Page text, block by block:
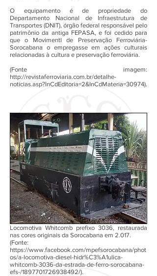
O equipamento é de propriedade do
Departamento Nacional de Infraestrutura de
Transportes (DNIT), órgão federal responsável pelo
patrimônio da antiga FEPASA, e foi cedido para
que o Movimentl de Preservação Ferroviária-
Sorocabana o empregasse em ações culturais
relacionadas à cultura e preservação ferroviária.
(Fonte imagem:
http://revistaferroviaria.com.br/detalhe-
noticias.asp?InCdEditoria=2&InCdMateria=30974).
Locomotiva Whitcomb prefixo 3036, restaurada
nas cores originais da Sorocabana em 2.017.
(Fonte:
https://www.facebook.com/mpefsorocabana/phot
os/a-locomotiva-diesel-hidr%C3%A1ulica-
whitcomb-3036-da-estrada-de-ferro-sorocabana-
efs-/1897701726938492/).